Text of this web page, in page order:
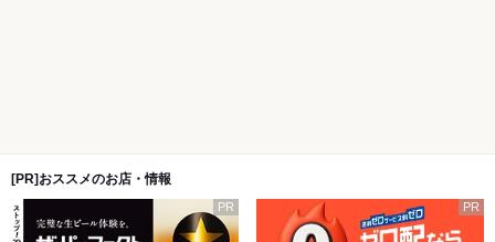
[PR]おススメのお店・情報
PR PR